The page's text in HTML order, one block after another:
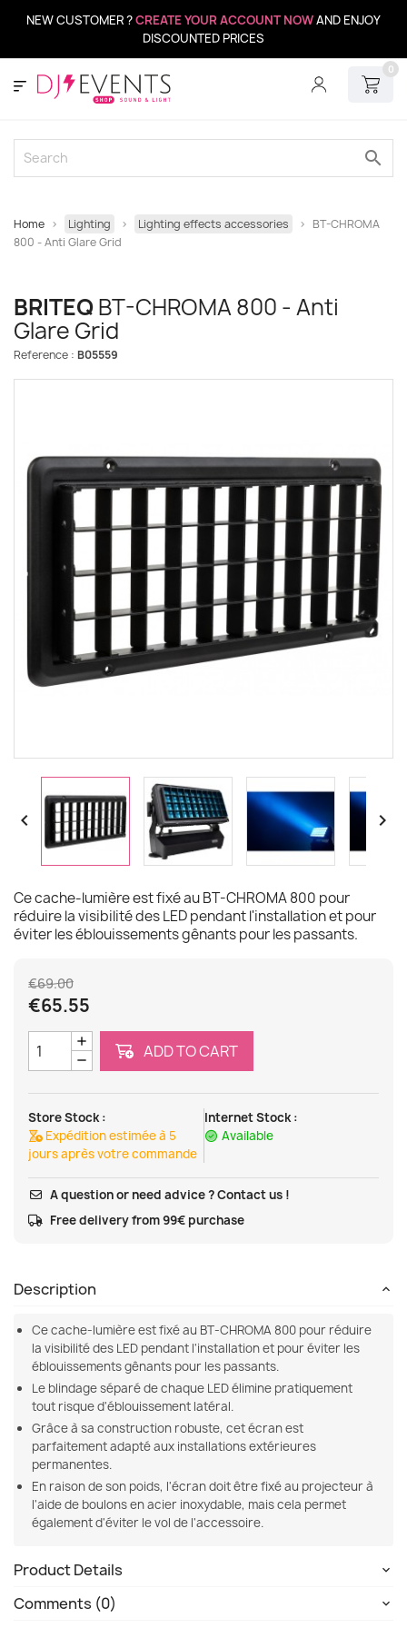
NEW CUSTOMER ?CREATE YOUR ACCOUNT NOWAND ENJOY
DISCOUNTED PRICES
0
search
Home Lighting Lighting effects accessories
BT-CHROMA
800 - Anti Glare Grid
BRITEQBT-CHROMA 800 - Anti
Glare Grid
Reference : B05559
 
Ce cache-lumière est fixé au BT-CHROMA 800 pour
réduire la visibilité des LED pendant l'installation et pour
éviter les éblouissements gênants pour les passants.
€69.00
€65.55
ADD TO CART
Store Stock :
Expédition estimée à 5
jours après votre commande
Internet Stock :
Available
A question or need advice ? Contact us !
Free delivery from 99€ purchase
Description
Ce cache-lumière est fixé au BT-CHROMA 800 pour réduire
la visibilité des LED pendant l'installation et pour éviter les
éblouissements gênants pour les passants.
Le blindage séparé de chaque LED élimine pratiquement
tout risque d'éblouissement latéral.
Grâce à sa construction robuste, cet écran est
parfaitement adapté aux installations extérieures
permanentes.
En raison de son poids, l'écran doit être fixé au projecteur à
l'aide de boulons en acier inoxydable, mais cela permet
également d'éviter le vol de l'accessoire.
Product Details
Comments (0)